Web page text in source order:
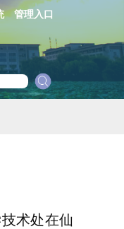
管理入口
技术处在仙